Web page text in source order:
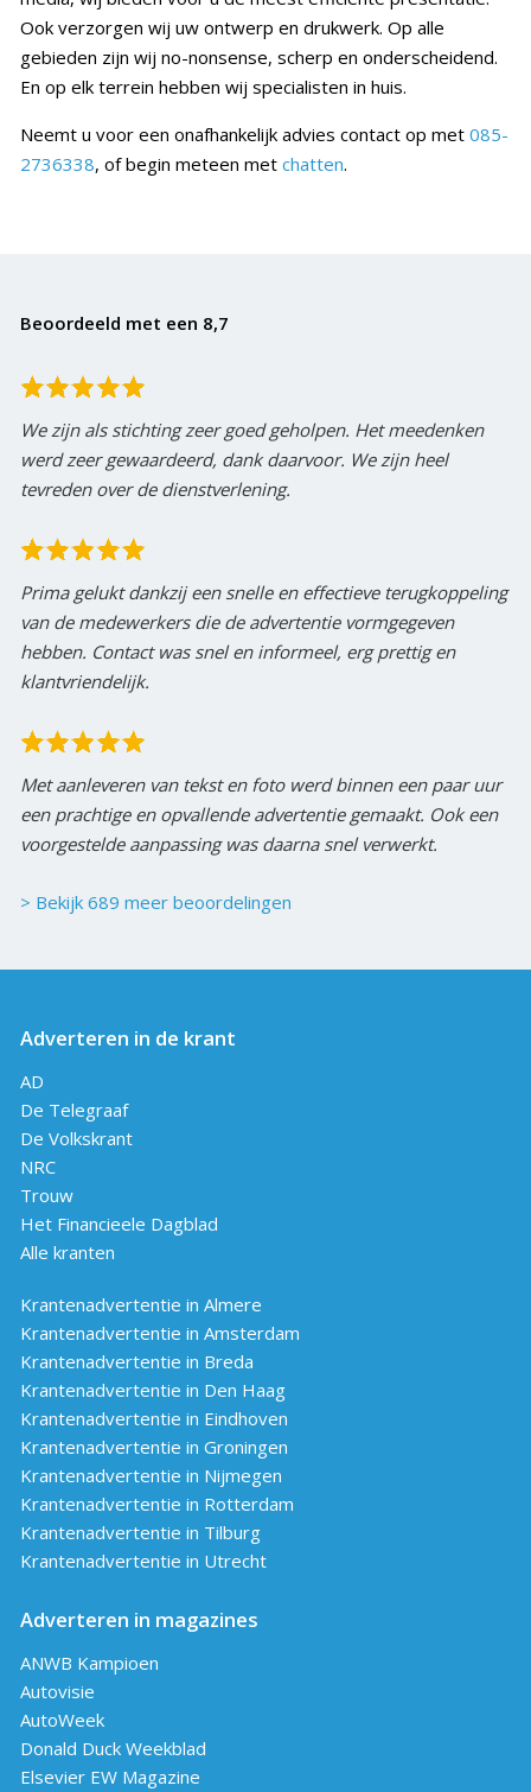
Ook verzorgen wij uw ontwerp en drukwerk. Op alle
gebieden zijn wij no-nonsense, scherp en onderscheidend.
En op elk terrein hebben wij specialisten in huis.
Neemt u voor een onafhankelijk advies contact op met 085-
2736338, of begin meteen met chatten.
Beoordeeld met een 8,7
We zijn als stichting zeer goed geholpen. Het meedenken
werd zeer gewaardeerd, dank daarvoor. We zijn heel
tevreden over de dienstverlening.
Prima gelukt dankzij een snelle en effectieve terugkoppeling
van de medewerkers die de advertentie vormgegeven
hebben. Contact was snel en informeel, erg prettig en
klantvriendelijk.
Met aanleveren van tekst en foto werd binnen een paar uur
een prachtige en opvallende advertentie gemaakt. Ook een
voorgestelde aanpassing was daarna snel verwerkt.
> Bekijk 689 meer beoordelingen
Adverteren in de krant
AD
De Telegraaf
De Volkskrant
NRC
Trouw
Het Financieele Dagblad
Alle kranten
Krantenadvertentie in Almere
Krantenadvertentie in Amsterdam
Krantenadvertentie in Breda
Krantenadvertentie in Den Haag
Krantenadvertentie in Eindhoven
Krantenadvertentie in Groningen
Krantenadvertentie in Nijmegen
Krantenadvertentie in Rotterdam
Krantenadvertentie in Tilburg
Krantenadvertentie in Utrecht
Adverteren in magazines
ANWB Kampioen
Autovisie
AutoWeek
Donald Duck Weekblad
Elsevier EW Magazine